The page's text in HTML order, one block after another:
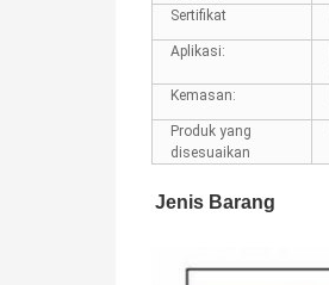
Sertifikat
Aplikasi:
Kemasan:
Produk yang
disesuaikan
Jenis Barang